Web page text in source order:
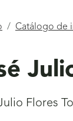
Catálogo de
Flores